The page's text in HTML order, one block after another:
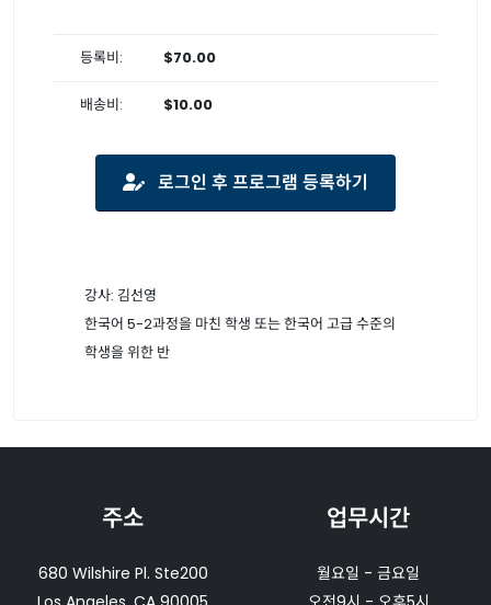
등록비: $70.00
배송비: $10.00
로그인 후 프로그램 등록하기
강사: 김선영
한국어 5-2과정을 마친 학생 또는 한국어 고급 수준의
학생을 위한 반
주소
680 Wilshire Pl. Ste200
업무시간
월요일 - 금요일